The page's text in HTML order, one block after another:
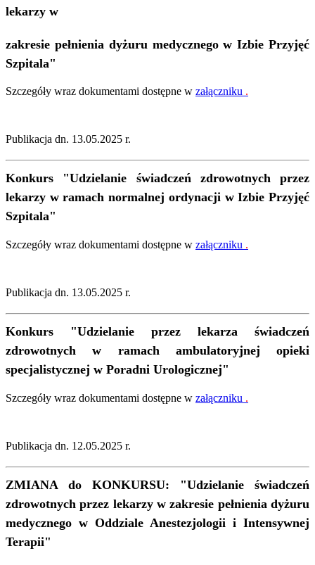
lekarzy w
zakresie pełnienia dyżuru medycznego w Izbie Przyjęć
Szpitala"
Szczegóły wraz dokumentami dostępne w załączniku .
Publikacja dn. 13.05.2025 r.
Konkurs "Udzielanie świadczeń zdrowotnych przez
lekarzy w ramach normalnej ordynacji w Izbie Przyjęć
Szpitala"
Szczegóły wraz dokumentami dostępne w załączniku .
Publikacja dn. 13.05.2025 r.
Konkurs "Udzielanie przez lekarza świadczeń
zdrowotnych w ramach ambulatoryjnej opieki
specjalistycznej w Poradni Urologicznej"
Szczegóły wraz dokumentami dostępne w załączniku .
Publikacja dn. 12.05.2025 r.
ZMIANA do KONKURSU: "Udzielanie świadczeń
zdrowotnych przez lekarzy w zakresie pełnienia dyżuru
medycznego w Oddziale Anestezjologii i Intensywnej
Terapii"